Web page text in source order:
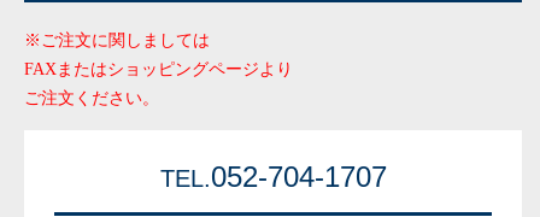
※ご注文に関しましては
FAXまたはショッピングページより
ご注文ください。
TEL.052-704-1707